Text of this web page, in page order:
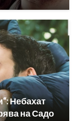
Небахат
на Садо